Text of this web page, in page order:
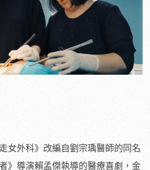
女外科》改編自劉宗瑀醫師的同名
》導演賴孟傑執導的醫療喜劇， 金